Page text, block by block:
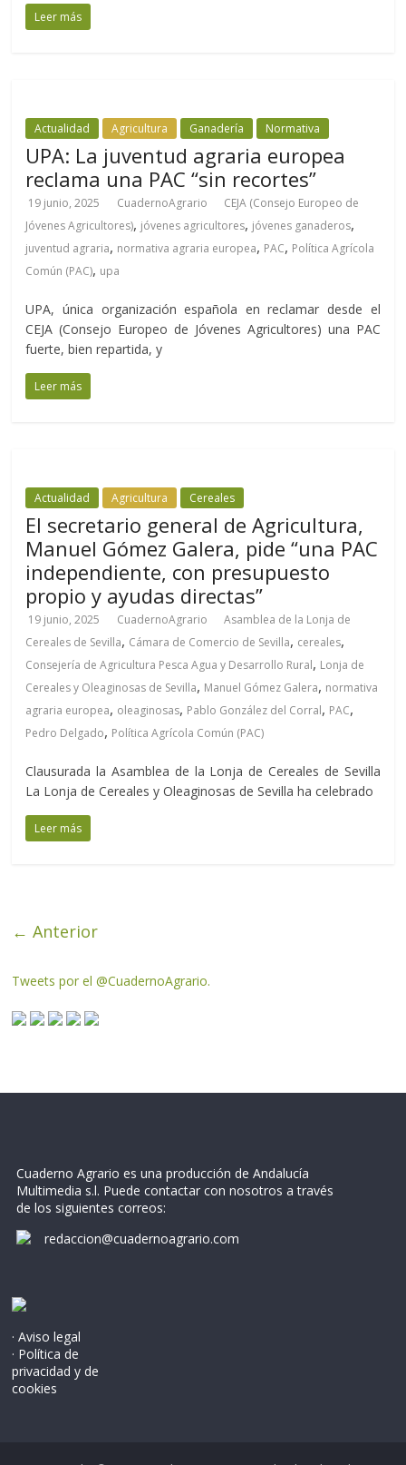
Leer más
Actualidad Agricultura Ganadería Normativa
UPA: La juventud agraria europea
reclama una PAC “sin recortes”
19 junio, 2025 CuadernoAgrario
CEJA (Consejo Europeo de
Jóvenes Agricultores), jóvenes agricultores, jóvenes ganaderos,
juventud agraria, normativa agraria europea, PAC, Política Agrícola
Común (PAC), upa
UPA, única organización española en reclamar desde el
CEJA (Consejo Europeo de Jóvenes Agricultores) una PAC
fuerte, bien repartida, y
Leer más
Actualidad Agricultura Cereales
El secretario general de Agricultura,
Manuel Gómez Galera, pide “una PAC
independiente, con presupuesto
propio y ayudas directas”
19 junio, 2025 CuadernoAgrario
Asamblea de la Lonja de
Cereales de Sevilla, Cámara de Comercio de Sevilla, cereales,
Consejería de Agricultura Pesca Agua y Desarrollo Rural, Lonja de
Cereales y Oleaginosas de Sevilla, Manuel Gómez Galera, normativa
agraria europea, oleaginosas, Pablo González del Corral, PAC,
Pedro Delgado, Política Agrícola Común (PAC)
Clausurada la Asamblea de la Lonja de Cereales de Sevilla
La Lonja de Cereales y Oleaginosas de Sevilla ha celebrado
Leer más
← Anterior
Tweets por el @CuadernoAgrario.
Cuaderno Agrario es una producción de Andalucía
Multimedia s.l. Puede contactar con nosotros a través
de los siguientes correos:
redaccion@cuadernoagrario.com
· Aviso legal
· Política de
privacidad y de
cookies